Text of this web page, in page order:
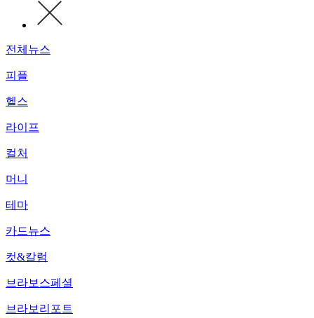
전체뉴스
피플
헬스
라이프
컬처
머니
테마
카드뉴스
컷&칼럼
브라보스페셜
브라보리포트